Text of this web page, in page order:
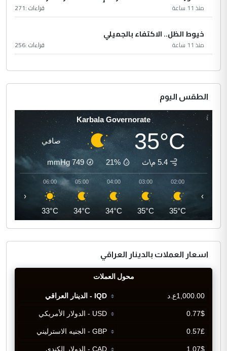
منذ 11 ساعة قراءات :271
خيوط الظل.. الاكتفاء بالجميلي
منذ 11 ساعة قراءات :256
الطقس اليوم
Karbala Governorate
35°C صافي
5.4 م\ث 21%
749
mmHg
02:00
35°C
03:00
35°C
04:00
34°C
05:00
34°C
06:00
33°C
‹ ›
اسعار العملات بالدينار العراقي